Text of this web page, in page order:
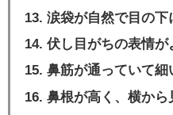
涙袋が自然で目の下
伏し目がちの表情が
鼻筋が通っていて細
鼻根が高く、横から